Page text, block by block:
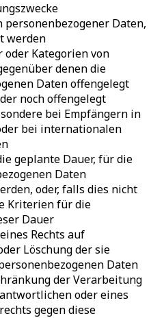
personenbezogener Daten,
werden
oder Kategorien von
denen die
Daten offengelegt
noch offengelegt
bei Empfängern in
bei internationalen
geplante Dauer, für die
Daten
oder, falls dies nicht
Kriterien für die
Dauer
Rechts auf
Löschung der sie
Daten
der Verarbeitung
oder eines
gegen diese